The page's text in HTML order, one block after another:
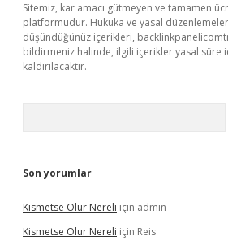
Sitemiz, kar amacı gütmeyen ve tamamen
platformudur. Hukuka ve yasal
düşündüğünüz içerikleri,
bildirmeniz halinde, ilgili içerikler yasal süre
kaldırılacaktır.
Son yorumlar
Kismetse Olur Nereli için admin
Kismetse Olur Nereli için Reis